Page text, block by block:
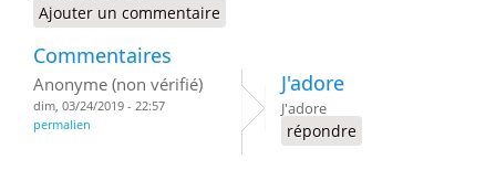
Ajouter un commentaire
Commentaires
Anonyme (non vérifié)
dim, 03/24/2019 - 22:57
permalien
J'adore
J'adore
répondre